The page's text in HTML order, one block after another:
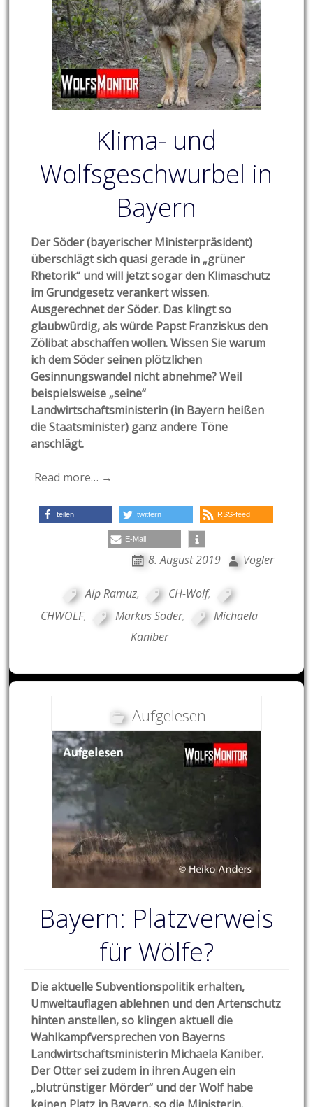
Klima- und
Wolfsgeschwurbel in
Bayern
Der Söder (bayerischer Ministerpräsident)
überschlägt sich quasi gerade in „grüner
Rhetorik“ und will jetzt sogar den Klimaschutz
im Grundgesetz verankert wissen.
Ausgerechnet der Söder. Das klingt so
glaubwürdig, als würde Papst Franziskus den
Zölibat abschaffen wollen. Wissen Sie warum
ich dem Söder seinen plötzlichen
Gesinnungswandel nicht abnehme? Weil
beispielsweise „seine“
Landwirtschaftsministerin (in Bayern heißen
die Staatsminister) ganz andere Töne
anschlägt.
Read more… →
teilen twittern RSS-feed
E-Mail
8. August 2019 Vogler
Alp Ramuz, CH-Wolf,
CHWOLF, Markus Söder,
Michaela
Kaniber
Aufgelesen
Bayern: Platzverweis
für Wölfe?
Die aktuelle Subventionspolitik erhalten,
Umweltauflagen ablehnen und den Artenschutz
hinten anstellen, so klingen aktuell die
Wahlkampfversprechen von Bayerns
Landwirtschaftsministerin Michaela Kaniber.
Der Otter sei zudem in ihren Augen ein
„blutrünstiger Mörder“ und der Wolf habe